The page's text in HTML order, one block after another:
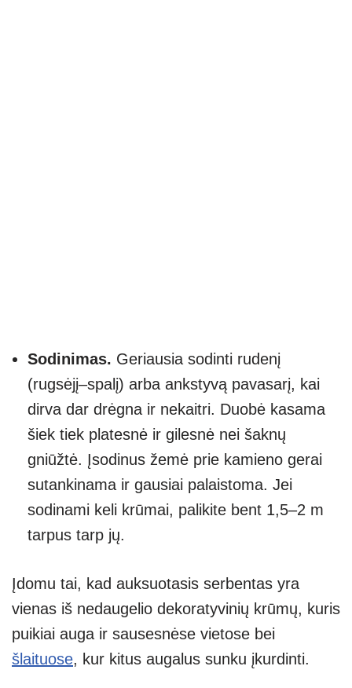
Sodinimas. Geriausia sodinti rudenį
(rugsėjį–spalį) arba ankstyvą pavasarį, kai
dirva dar drėgna ir nekaitri. Duobė kasama
šiek tiek platesnė ir gilesnė nei šaknų
gniūžtė. Įsodinus žemė prie kamieno gerai
sutankinama ir gausiai palaistoma. Jei
sodinami keli krūmai, palikite bent 1,5–2 m
tarpus tarp jų.
Įdomu tai, kad auksuotasis serbentas yra
vienas iš nedaugelio dekoratyvinių krūmų, kuris
puikiai auga ir sausesnėse vietose bei
šlaituose, kur kitus augalus sunku įkurdinti.